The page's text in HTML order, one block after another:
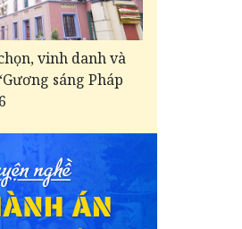
vinh danh và
sáng Pháp